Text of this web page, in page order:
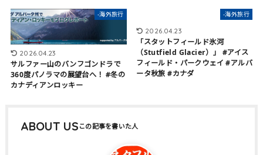
-海外旅行
2026.04.23
サルファー山のバンフゴンドラで
360度パノラマの展望台へ！ #冬の
カナディアンロッキー
-海外旅行
2026.04.23
「スタットフィールド氷河
（Stutfield Glacier）」 #アイス
フィールド・パークウェイ #アルバ
ータ秋旅 #カナダ
ABOUT US